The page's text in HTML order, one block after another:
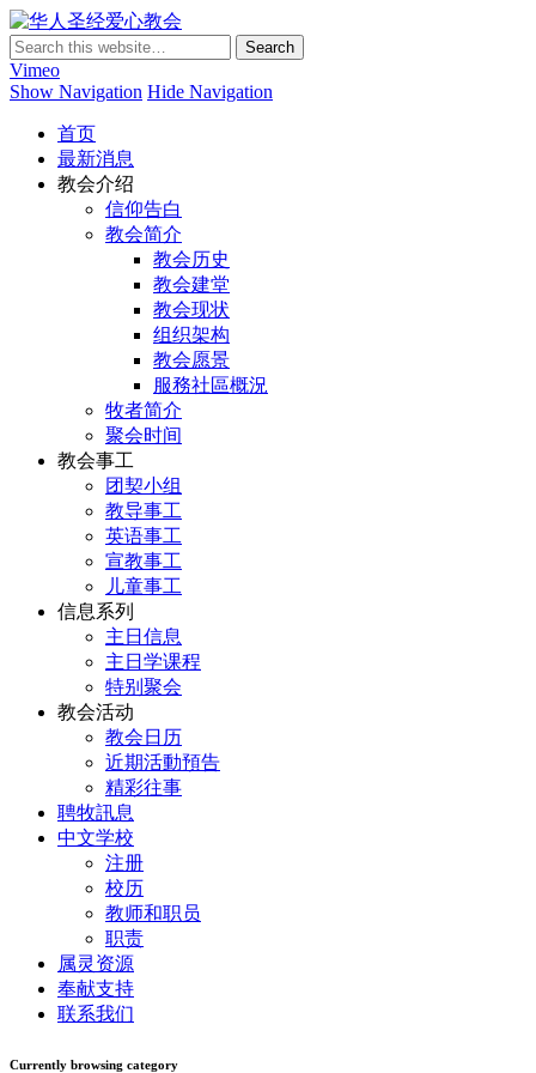
Vimeo
Show Navigation Hide Navigation
首页
最新消息
教会介绍
信仰告白
教会简介
教会历史
教会建堂
教会现状
组织架构
教会愿景
服務社區概況
牧者简介
聚会时间
教会事工
团契小组
教导事工
英语事工
宣教事工
儿童事工
信息系列
主日信息
主日学课程
特别聚会
教会活动
教会日历
近期活動預告
精彩往事
聘牧訊息
中文学校
注册
校历
教师和职员
职责
属灵资源
奉献支持
联系我们
Currently browsing category